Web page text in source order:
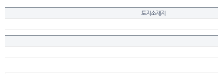
토지소재지